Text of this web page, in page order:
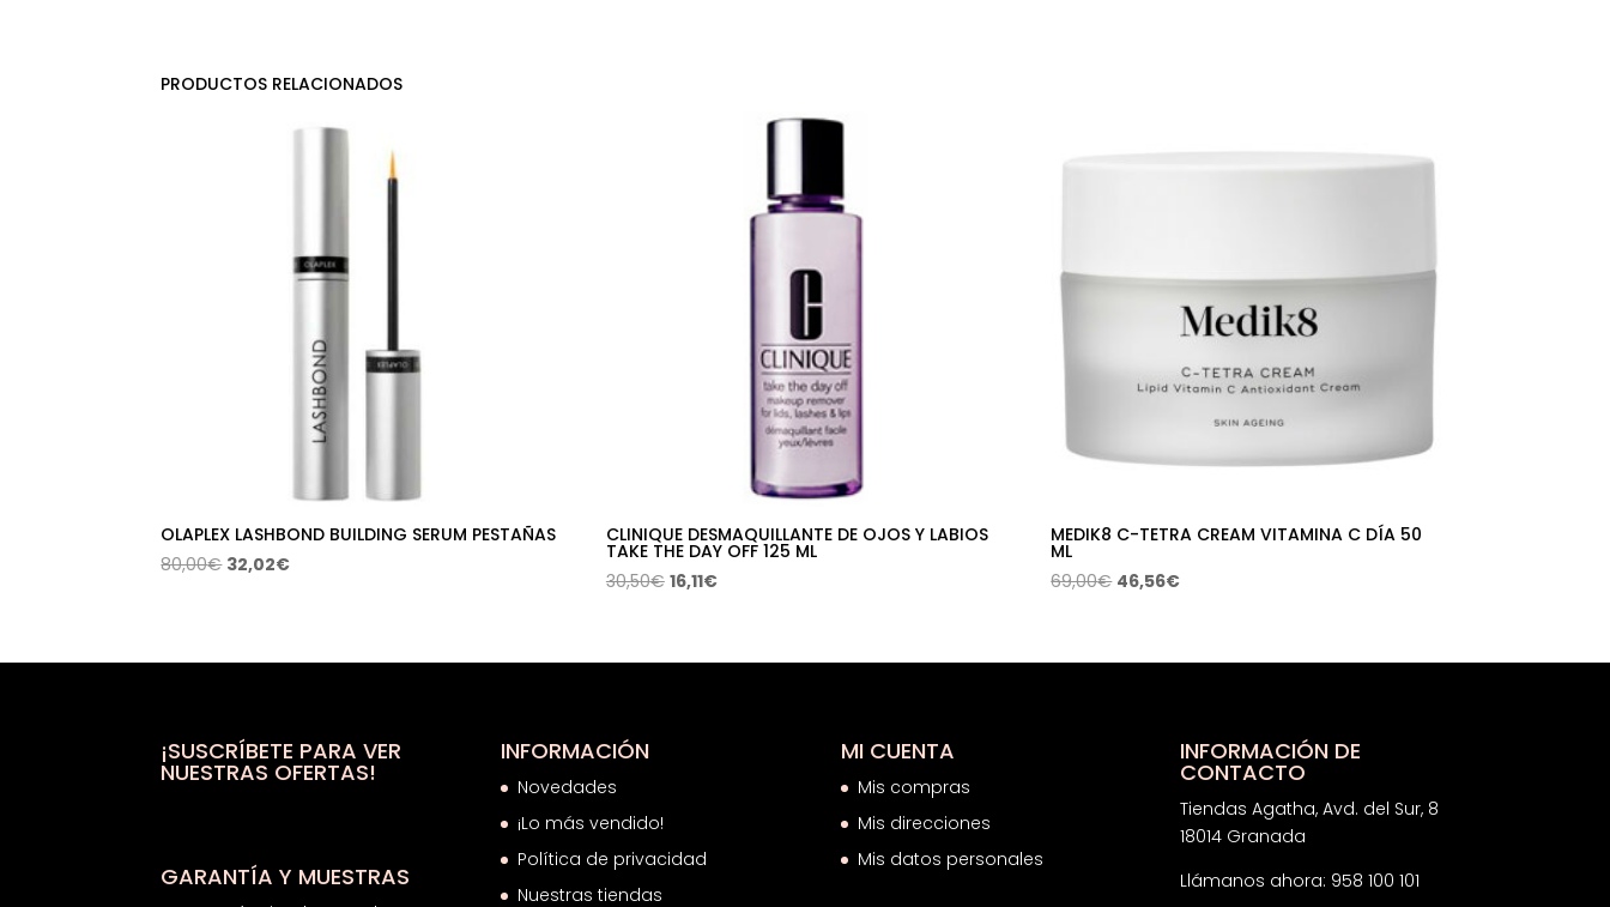
PRODUCTOS RELACIONADOS
OLAPLEX LASHBOND BUILDING SERUM PESTAÑAS
80,00€ El
32,02€El
CLINIQUE DESMAQUILLANTE DE OJOS Y LABIOS
TAKE THE DAY OFF 125 ML
30,50€ El
era:
16,11€El
es:
MEDIK8 C-TETRA CREAM VITAMINA C DÍA 50
ML
69,00€ El
era:
46,56€El
es:
¡SUSCRÍBETE PARA VER
NUESTRAS OFERTAS!
GARANTÍA Y MUESTRAS
INFORMACIÓN
Novedades
¡Lo más vendido!
Política de privacidad
Nuestras tiendas
MI CUENTA
Mis compras
Mis direcciones
Mis datos personales
INFORMACIÓN DE
CONTACTO
Tiendas Agatha, Avd. del Sur, 8
18014 Granada
Llámanos ahora: 958 100 101